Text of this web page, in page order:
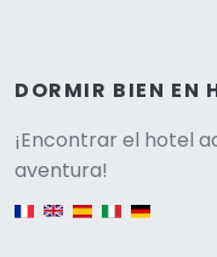
DORMIR BIEN EN
¡Encontrar el hotel
aventura!